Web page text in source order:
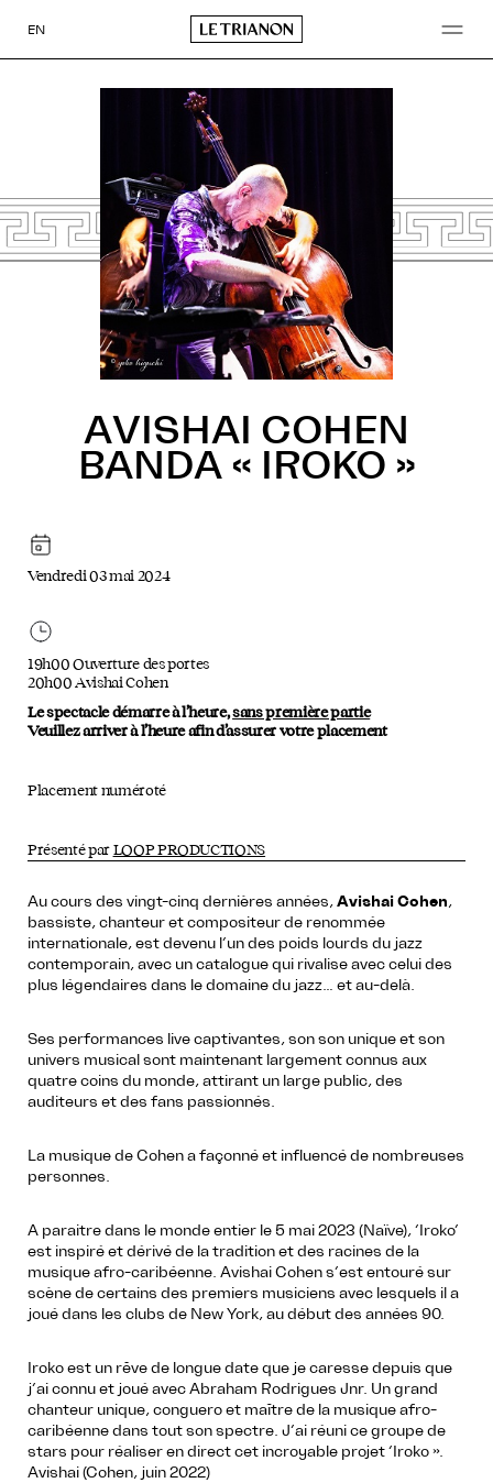
auEN
AVISHAI COHEN
BANDA « IROKO »
Au cours des vingt-cinq dernières années,Avishai Cohen,
bassiste, chanteur et compositeur de renommée
internationale, est devenu l’un des poids lourds du jazz
contemporain, avec un catalogue qui rivalise avec celui des
plus légendaires dans le domaine du jazz… et au-delà.
Ses performances live captivantes, son son unique et son
univers musical sont maintenant largement connus aux
quatre coins du monde, attirant un large public, des
auditeurs et des fans passionnés.
La musique de Cohen a façonné et influencé de nombreuses
personnes.
A paraitre dans le monde entier le 5 mai 2023 (Naïve), ‘Iroko’
est inspiré et dérivé de la tradition et des racines de la
musique afro-caribéenne. Avishai Cohen s’est entouré sur
scène de certains des premiers musiciens avec lesquels il a
joué dans les clubs de New York, au début des années 90.
Iroko est un rêve de longue date que je caresse depuis que
j’ai connu et joué avec Abraham Rodrigues Jnr. Un grand
chanteur unique, conguero et maître de la musique afro-
caribéenne dans tout son spectre. J’ai réuni ce groupe de
stars pour réaliser en direct cet incroyable projet ‘Iroko ».
Avishai (Cohen, juin 2022)
Vendredi 03 mai 2024
19h00 Ouverture des portes
20h00 Avishai Cohen
Le spectacle démarre à l’heure,sans première partie
Veuillez arriver à l’heure afin d’assurer votre placement
Placement numéroté
Présenté par LOOP PRODUCTIONS